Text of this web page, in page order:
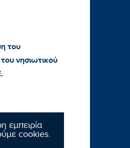
εμπειρία
cookies.
του
νησιωτικού
για την
συντομότερο